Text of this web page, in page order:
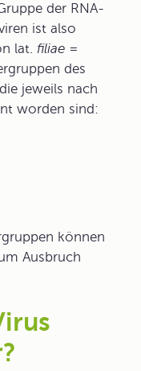
der RNA-
ist also
lat. filiae =
des
jeweils nach
worden sind:
können
Ausbruch